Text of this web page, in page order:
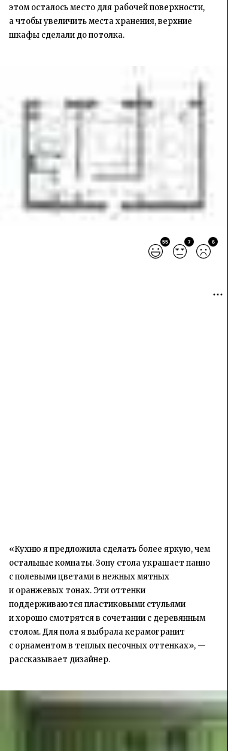
этом осталось место для рабочей поверхности,
а чтобы увеличить места хранения, верхние
шкафы сделали до потолка.
55 7 6
«Кухню я предложила сделать более яркую, чем
остальные комнаты. Зону стола украшает панно
с полевыми цветами в нежных мятных
и оранжевых тонах. Эти оттенки
поддерживаются пластиковыми стульями
и хорошо смотрятся в сочетании с деревянным
столом. Для пола я выбрала керамогранит
с орнаментом в теплых песочных оттенках», —
рассказывает дизайнер.